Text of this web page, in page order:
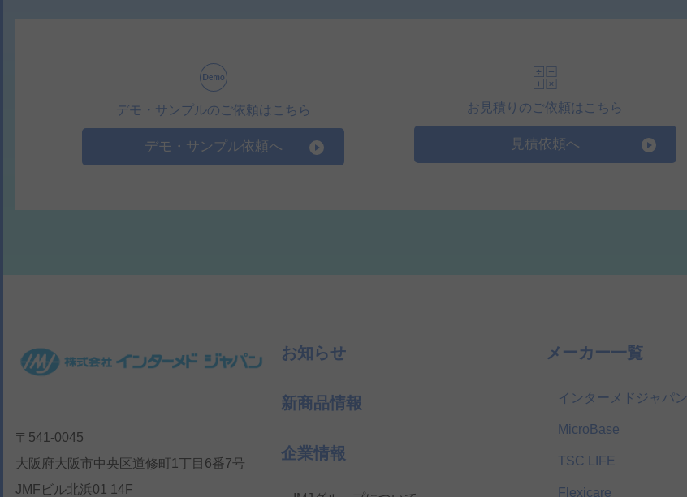
デモ・サンプルのご依頼はこちら
デモ・サンプル依頼へ
お見積りのご依頼はこちら
見積依頼へ
〒541-0045
大阪府大阪市中央区道修町1丁目6番7号
JMFビル北浜01 14F
お知らせ
新商品情報
企業情報
メーカー一覧
インターメドジャパン
MicroBase
TSC LIFE
Flexicare